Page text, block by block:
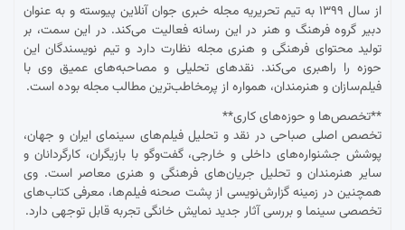
از سال ۱۳۹۹ به تیم تحریریه مجله خبری جوان آنلاین پیوسته و به عنوان
دبیر گروه فرهنگ و هنر در این رسانه فعالیت می‌کند. در این سمت، بر
تولید محتوای فرهنگی و هنری مجله نظارت دارد و تیم نویسندگان این
حوزه را راهبری می‌کند. نقدهای تحلیلی و مصاحبه‌های عمیق وی با
فیلم‌سازان و هنرمندان، همواره از پرمخاطب‌ترین مطالب مجله بوده است.
**تخصص‌ها و حوزه‌های کاری**
تخصص اصلی صباحی در نقد و تحلیل فیلم‌های سینمای ایران و جهان،
پوشش جشنواره‌های داخلی و خارجی، گفت‌وگو با بازیگران، کارگردانان و
سایر هنرمندان و تحلیل جریان‌های فرهنگی و هنری معاصر است. وی
همچنین در زمینه گزارش‌نویسی از پشت صحنه فیلم‌ها، معرفی کتاب‌های
تخصصی سینما و بررسی آثار جدید نمایش خانگی تجربه قابل توجهی دارد.